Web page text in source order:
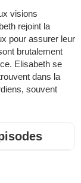
visions
rejoint la
pour assurer leur
brutalement
Elisabeth se
dans la
souvent